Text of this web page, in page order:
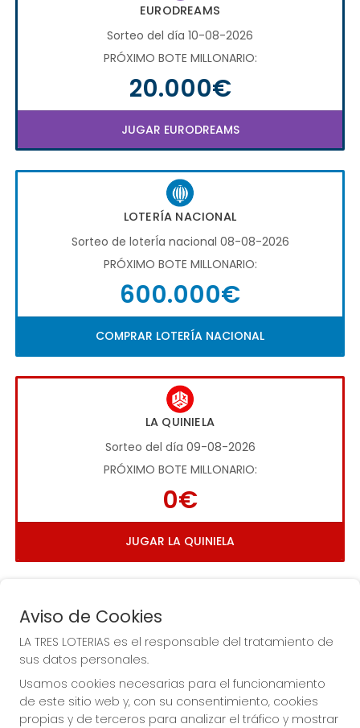
EURODREAMS
Sorteo del día 10-08-2026
PRÓXIMO BOTE MILLONARIO:
20.000€
JUGAR EURODREAMS
LOTERÍA NACIONAL
Sorteo de loterÍa nacional 08-08-2026
PRÓXIMO BOTE MILLONARIO:
600.000€
COMPRAR LOTERÍA NACIONAL
LA QUINIELA
Sorteo del día 09-08-2026
PRÓXIMO BOTE MILLONARIO:
0€
JUGAR LA QUINIELA
¡La Tres Loterias te desea Mucha Suerte!
Aviso de Cookies
LA TRES LOTERIAS es el responsable del tratamiento de
sus datos personales.
Usamos cookies necesarias para el funcionamiento
de este sitio web y, con su consentimiento, cookies
propias y de terceros para analizar el tráfico y mostrar